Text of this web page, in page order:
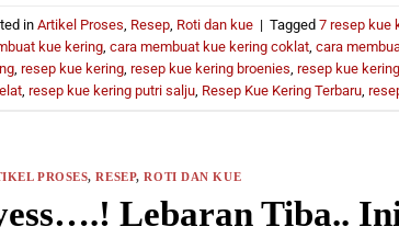
in Artikel Proses Resep, Roti dan kue | Tagged 7 resep kue
kue kering, cara membuat kue kering coklat, cara
, resep kue kering, resep kue kering broenies resep kue
, resep kue kering putri salju, Resep Kue Kering Terbaru,
PROSES,RESEP,ROTI DAN KUE
Lebaran Tiba..